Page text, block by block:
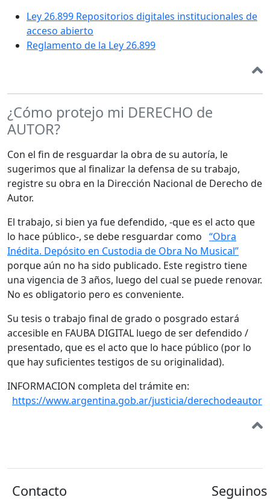
Ley 26.899 Repositorios digitales institucionales de
acceso abierto
Reglamento de la Ley 26.899
¿Cómo protejo mi DERECHO de
AUTOR?
Con el fin de resguardar la obra de su autoría, le
sugerimos que al finalizar la defensa de su trabajo,
registre su obra en la Dirección Nacional de Derecho de
Autor.
El trabajo, si bien ya fue defendido, -que es el acto que
lo hace público-, se debe resguardar como “Obra
Inédita. Depósito en Custodia de Obra No Musical”
porque aún no ha sido publicado. Este registro tiene
una vigencia de 3 años, luego del cual se puede renovar.
No es obligatorio pero es conveniente.
Su tesis o trabajo final de grado o posgrado estará
accesible en FAUBA DIGITAL luego de ser defendido /
presentado, que es el acto que lo hace público (por lo
que hay suficientes testigos de su originalidad).
INFORMACION completa del trámite en:
https://www.argentina.gob.ar/justicia/derechodeautor
Contacto